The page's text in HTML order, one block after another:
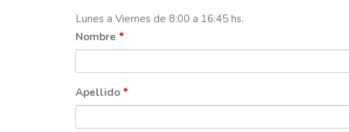
Lunes a Viernes de 8:00 a 16:45 hs.
Nombre *
Apellido *